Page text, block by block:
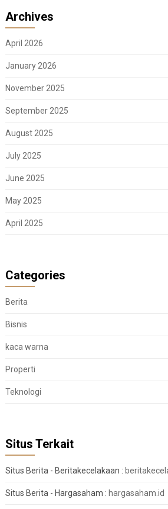
Archives
April 2026
January 2026
November 2025
September 2025
August 2025
July 2025
June 2025
May 2025
April 2025
Categories
Berita
Bisnis
kaca warna
Properti
Teknologi
Situs Terkait
Situs Berita - Beritakecelakaan :
Situs Berita - Hargasaham : hargasaham.id